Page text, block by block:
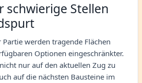
schwierige Stellen
werden tragende Flächen
Optionen eingeschränkter.
nur auf den aktuellen Zug zu
auf die nächsten Bausteine im